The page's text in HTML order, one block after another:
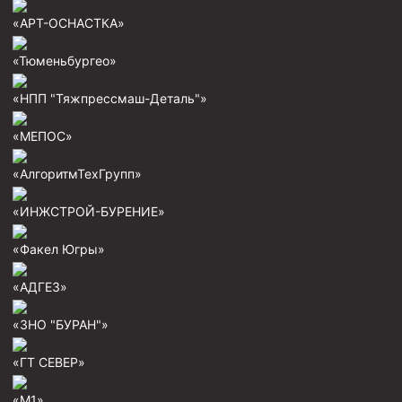
Пробки цементировочные
Скребки корончатые СК и тросовые СТ
Башмаки колонные
Инструмент для бурения и КРС (ловильный, аварийный)
Перья для резки кабеля
Шаблоны колонные
Пауки механические
Желонки
«АРТ-ОСНАСТКА»
«Тюменьбургео»
«НПП "Тяжпрессмаш-Деталь"»
«МЕПОС»
«АлгоритмТехГрупп»
«ИНЖСТРОЙ-БУРЕНИЕ»
«Факел Югры»
«АДГЕЗ»
«ЗНО "БУРАН"»
«ГТ СЕВЕР»